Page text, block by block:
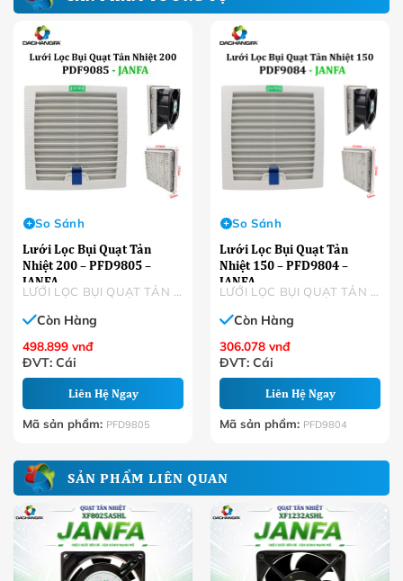
Lưới Lọc Bụi Quạt Tản
Nhiệt 200 – PFD9805 –
JANFA
So Sánh
Còn Hàng
498.899 vnđ
ĐVT: Cái
Liên Hệ Ngay
Mã sản phẩm: PFD9805
Lưới Lọc Bụi Quạt Tản
Nhiệt 150 – PFD9804 –
JANFA
So Sánh
Còn Hàng
306.078 vnđ
ĐVT: Cái
Liên Hệ Ngay
Mã sản phẩm: PFD9804
SẢN PHẨM LIÊN QUAN